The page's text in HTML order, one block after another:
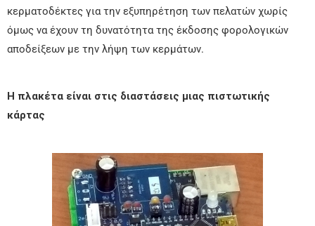
κερματοδέκτες για την εξυπηρέτηση των πελατών χωρίς
όμως να έχουν τη δυνατότητα της έκδοσης φορολογικών
αποδείξεων με την λήψη των κερμάτων.
Η πλακέτα είναι στις διαστάσεις μιας πιστωτικής
κάρτας